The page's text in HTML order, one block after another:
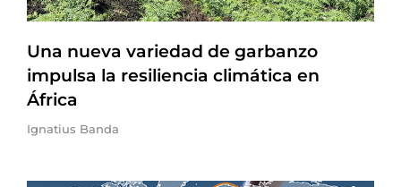
Una nueva variedad de garbanzo
impulsa la resiliencia climática en
África
Ignatius Banda